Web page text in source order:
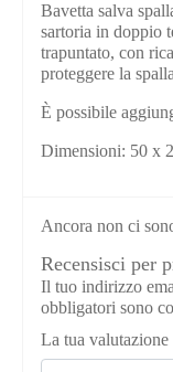
Bavetta salva
sartoria in doppio
trapuntato, con
proteggere la
È possibile
Dimensioni: 50 x
Ancora non ci
Recensisci per
Il tuo indirizzo
obbligatori sono
La tua valutazione